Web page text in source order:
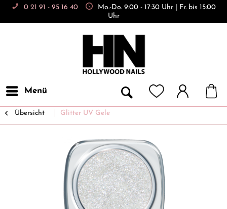
0 21 91 - 95 16 40
Mo.-Do. 9:00 - 17:30 Uhr | Fr. bis 15:00
Uhr
Menü
Übersicht Glitter UV Gele